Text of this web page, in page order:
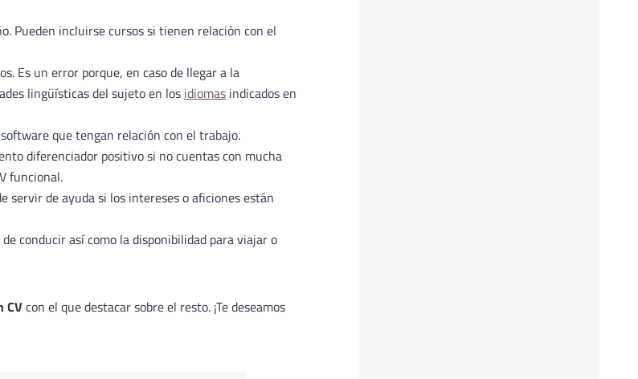
Pueden incluirse cursos si tienen relación con el
Es un error porque, en caso de llegar a la
lingüísticas del sujeto en los idiomas indicados en
que tengan relación con el trabajo.
diferenciador positivo si no cuentas con mucha
funcional.
servir de ayuda si los intereses o aficiones están
conducir así como la disponibilidad para viajar o
CVcon el que destacar sobre el resto. ¡Te deseamos